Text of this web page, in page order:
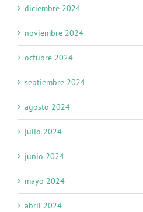
diciembre 2024
noviembre 2024
octubre 2024
septiembre 2024
agosto 2024
julio 2024
junio 2024
mayo 2024
abril 2024